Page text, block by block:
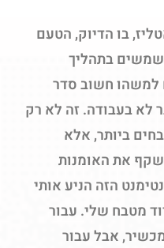
בו הדיוק, הטעם
בתהליך
למשהו חשוב סדר
לא בעבודה. זה לא רק
ביותר, אלא
את האומנות
הזה הניע אותי
מטבח שלי. עבור
אבל עבור